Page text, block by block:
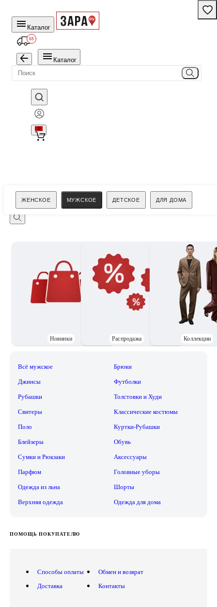
Каталог
68
Каталог
0
ЖЕНСКОЕ МУЖСКОЕ ДЕТСКОЕ ДЛЯ ДОМА
Поиск
Новинки Распродажа Коллекции
Всё мужское Брюки
Джинсы Футболки
Рубашки Толстовки и Худи
Свитеры Классические костюмы
Поло Куртки-Рубашки
Блейзеры Обувь
Сумки и Рюкзаки Аксессуары
Парфюм Головные уборы
Одежда из льна Шорты
Верхняя одежда Одежда для дома
ПОМОЩЬ ПОКУПАТЕЛЮ
Способы оплаты
Доставка
Обмен и возврат
Контакты